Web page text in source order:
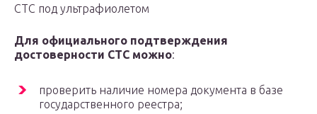
СТС под ультрафиолетом
Для официального подтверждения
достоверности СТС можно:
проверить наличие номера документа в базе
государственного реестра;